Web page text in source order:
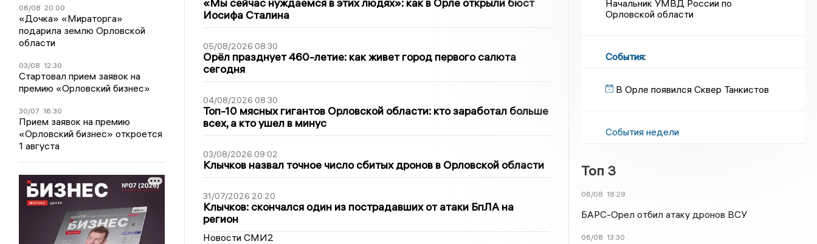
06/08 20:00
«Дочка» «Мираторга»
подарила землю Орловской
области
03/08 12:30
Стартовал прием заявок на
премию «Орловский бизнес»
30/07 16:30
Прием заявок на премию
«Орловский бизнес» откроется
1 августа
Иосифа Сталина
05/08/2026 08:30
Орёл празднует 460-летие: как живет город первого салюта
сегодня
04/08/2026 08:30
Топ-10 мясных гигантов Орловской области: кто заработал больше
всех, а кто ушел в минус
03/08/2026 09:02
Клычков назвал точное число сбитых дронов в Орловской области
31/07/2026 20:20
Клычков: скончался один из пострадавших от атаки БпЛА на
регион
Новости СМИ2
Начальник УМВД России по
Орловской области
События:
В Орле появился Сквер Танкистов
События недели
Топ 3
06/08 18:29
БАРС-Орел отбил атаку дронов ВСУ
06/08 13:30